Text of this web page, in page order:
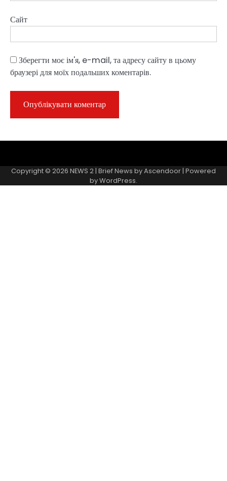
Сайт
Зберегти моє ім'я, e-mail, та адресу сайту в цьому
браузері для моїх подальших коментарів.
Page
Copyright © 2026 NEWS 2| Brief News byAscendoor| Powered
byWordPress.